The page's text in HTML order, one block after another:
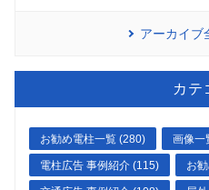
アーカイブ
カテ
お勧め電柱一覧 (280) 画像一
電柱広告 事例紹介 (115) お